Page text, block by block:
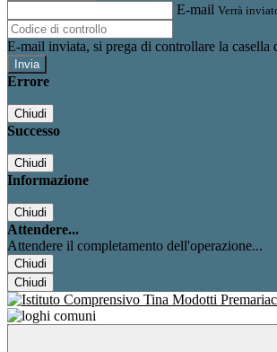
E-mail Verrà
E-mail inviata, si prega di controllare la casella
Errore
Chiudi
Successo
Chiudi
Informazione
Chiudi
Attendere...
Attendere il completamento dell'operazione...
Chiudi
Chiudi